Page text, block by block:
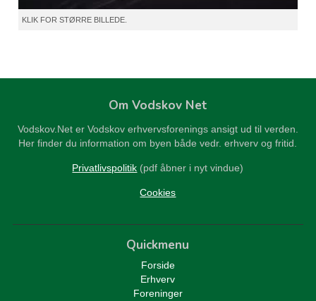
KLIK FOR STØRRE BILLEDE.
Om Vodskov Net
Vodskov.Net er Vodskov erhvervsforenings ansigt ud til verden.
Her finder du information om byen både vedr. erhverv og fritid.
Privatlivspolitik (pdf åbner i nyt vindue)
Cookies
Quickmenu
Forside
Erhverv
Foreninger